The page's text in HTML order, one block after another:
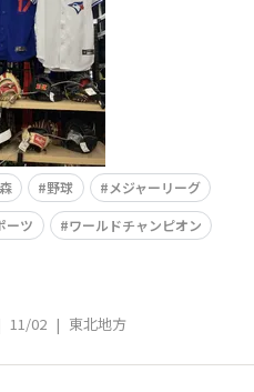
野球
メジャーリーグ
ーツ
ワールドチャンピオン
11/02 | 東北地方